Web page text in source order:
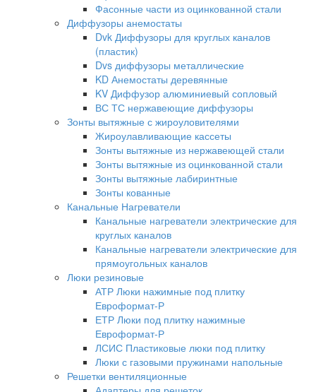
Фасонные части из оцинкованной стали
Диффузоры анемостаты
Dvk Диффузоры для круглых каналов
(пластик)
Dvs диффузоры металлические
KD Анемостаты деревянные
KV Диффузор алюминиевый сопловый
ВС ТС нержавеющие диффузоры
Зонты вытяжные с жироуловителями
Жироулавливающие кассеты
Зонты вытяжные из нержавеющей стали
Зонты вытяжные из оцинкованной стали
Зонты вытяжные лабиринтные
Зонты кованные
Канальные Нагреватели
Канальные нагреватели электрические для
круглых каналов
Канальные нагреватели электрические для
прямоугольных каналов
Люки резиновые
АТР Люки нажимные под плитку
Евроформат-Р
ЕТР Люки под плитку нажимные
Евроформат-Р
ЛСИС Пластиковые люки под плитку
Люки с газовыми пружинами напольные
Решетки вентиляционные